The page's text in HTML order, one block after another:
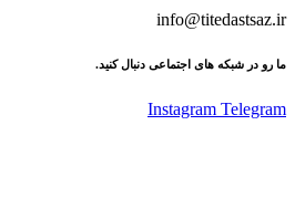
info@titedastsaz.ir
ما رو در شبکه های اجتماعی دنبال کنید.
Instagram Telegram